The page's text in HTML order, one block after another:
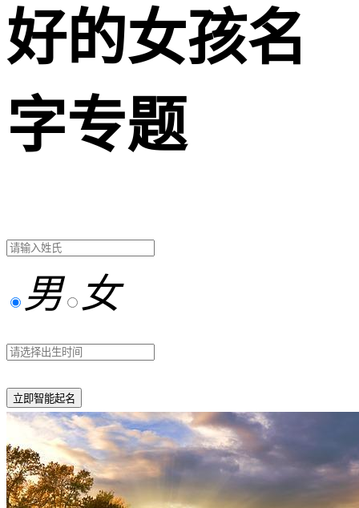
好的女孩名
字专题
男 女
立即智能起名